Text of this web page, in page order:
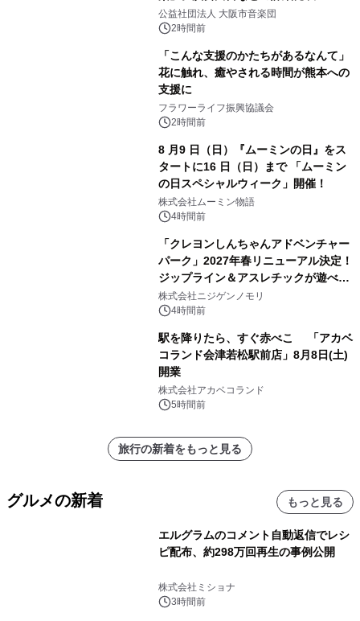
公益社団法人 大阪市音楽団
2時間前
「こんな支援のかたちがあるなんて」
花に触れ、癒やされる時間が熊本への
支援に
フラワーライフ振興協議会
2時間前
8 月9 日（日）『ムーミンの日』をス
タートに16 日（日）まで 「ムーミン
の日スペシャルウィーク」開催！
株式会社ムーミン物語
4時間前
「クレヨンしんちゃんアドベンチャー
パーク」2027年春リニューアル決定！
ジップライン＆アスレチックが遊べる
のは今年が最後！ 「ラスト！ドキがム
ネムネ～大作戦！」始動
株式会社ニジゲンノモリ
4時間前
駅を降りたら、すぐ赤べこ 「アカベ
コランド会津若松駅前店」8月8日(土)
開業
株式会社アカベコランド
5時間前
旅行の新着をもっと見る
グルメの新着 もっと見る
エルグラムのコメント自動返信でレシ
ピ配布、約298万回再生の事例公開
株式会社ミショナ
3時間前